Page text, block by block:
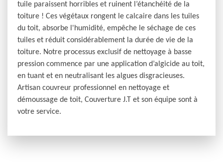
tuile paraissent horribles et ruinent l’étanchéité de la
toiture ! Ces végétaux rongent le calcaire dans les tuiles
du toit, absorbe l'humidité, empêche le séchage de ces
tuiles et réduit considérablement la durée de vie de la
toiture. Notre processus exclusif de nettoyage à basse
pression commence par une application d’algicide au toit,
en tuant et en neutralisant les algues disgracieuses.
Artisan couvreur professionnel en nettoyage et
démoussage de toit, Couverture J.T et son équipe sont à
votre service.